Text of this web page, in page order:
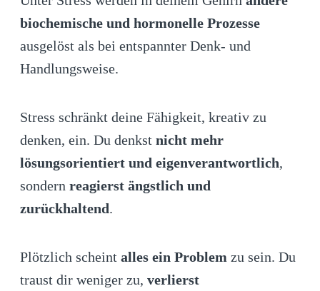
biochemische und hormonelle Prozesse
ausgelöst als bei entspannter Denk- und
Handlungsweise.
Stress schränkt deine Fähigkeit, kreativ zu
denken, ein. Du denkst nicht mehr
lösungsorientiert und eigenverantwortlich,
sondern reagierst ängstlich und
zurückhaltend.
Plötzlich scheint alles ein Problem zu sein. Du
traust dir weniger zu, verlierst